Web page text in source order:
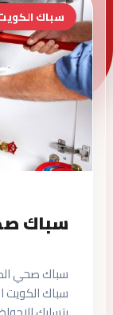
سباك
سباك
سباك